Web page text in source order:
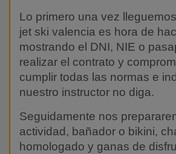
Lo primero una vez
jet ski valencia es hora de
mostrando el DNI, NIE o
realizar el contrato y
cumplir todas las normas e
nuestro instructor no diga.
Seguidamente nos
actividad, bañador o bikini,
homologado y ganas de